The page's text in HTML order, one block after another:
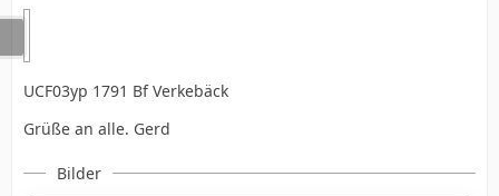
UCF03yp 1791 Bf Verkebäck
Grüße an alle. Gerd
Bilder